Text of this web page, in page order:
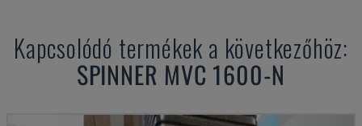
Kapcsolódó termékek a következőhöz:
SPINNER MVC 1600-N